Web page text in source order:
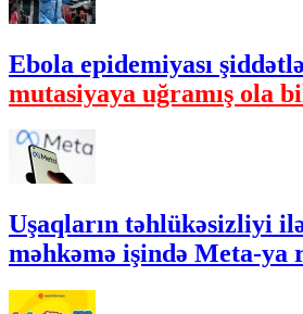
Ebola epidemiyası
mutasiyaya uğramış ola
Uşaqların təhlükəsizliyi
məhkəmə işində Meta-ya